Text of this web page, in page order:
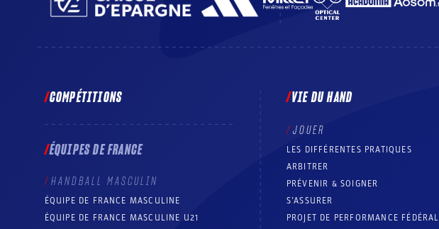
COMPÉTITIONS
ÉQUIPES DE FRANCE
HANDBALL MASCULIN
ÉQUIPE DE FRANCE MASCULINE
ÉQUIPE DE FRANCE MASCULINE U21
VIE DU HAND
JOUER
LES DIFFÉRENTES PRATIQUES
ARBITRER
PRÉVENIR & SOIGNER
S’ASSURER
PROJET DE PERFORMANCE FÉDÉRAL